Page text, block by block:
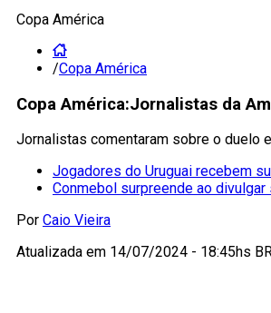
Copa América
/Copa América
Copa América:Jornalistas da
Jornalistas comentaram sobre o duelo
Jogadores do Uruguai recebem
Conmebol surpreende ao
Por Caio Vieira
Atualizada em 14/07/2024 - 18:45hs